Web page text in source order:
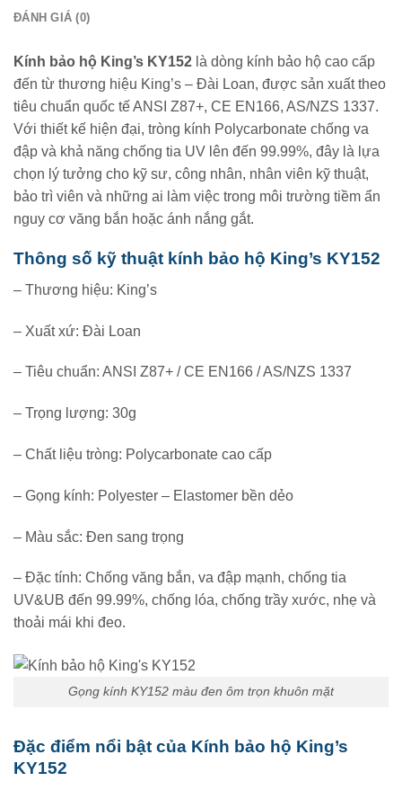
ĐÁNH GIÁ (0)
Kính bảo hộ King’s KY152 là dòng kính bảo hộ cao cấp
đến từ thương hiệu King’s – Đài Loan, được sản xuất theo
tiêu chuẩn quốc tế ANSI Z87+, CE EN166, AS/NZS 1337.
Với thiết kế hiện đại, tròng kính Polycarbonate chống va
đập và khả năng chống tia UV lên đến 99.99%, đây là lựa
chọn lý tưởng cho kỹ sư, công nhân, nhân viên kỹ thuật,
bảo trì viên và những ai làm việc trong môi trường tiềm ẩn
nguy cơ văng bắn hoặc ánh nắng gắt.
Thông số kỹ thuật kính bảo hộ King’s KY152
– Thương hiệu: King’s
– Xuất xứ: Đài Loan
– Tiêu chuẩn: ANSI Z87+ / CE EN166 / AS/NZS 1337
– Trọng lượng: 30g
– Chất liệu tròng: Polycarbonate cao cấp
– Gọng kính: Polyester – Elastomer bền dẻo
– Màu sắc: Đen sang trọng
– Đặc tính: Chống văng bắn, va đập mạnh, chống tia
UV&UB đến 99.99%, chống lóa, chống trầy xước, nhẹ và
thoải mái khi đeo.
Gọng kính KY152 màu đen ôm trọn khuôn mặt
Đặc điểm nổi bật của Kính bảo hộ King’s
KY152